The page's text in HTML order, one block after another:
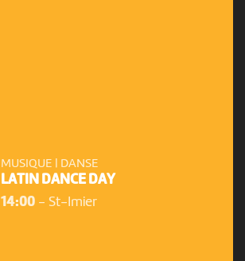
MUSIQUE | DANSE
LATIN DANCE DAY
14:00- St-Imier